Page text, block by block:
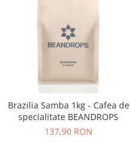
Brazilia Samba 1kg - Cafea de
specialitate BEANDROPS
137,90 RON